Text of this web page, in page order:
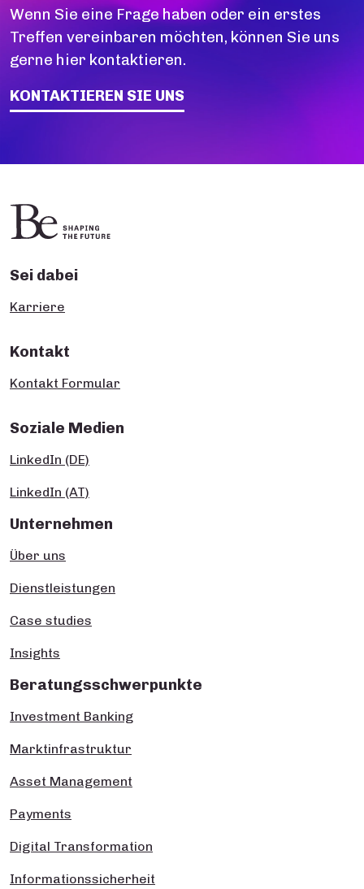
Wenn Sie eine Frage haben oder ein erstes
Treffen vereinbaren möchten, können Sie uns
gerne hier kontaktieren.
KONTAKTIEREN SIE UNS
Sei dabei
Karriere
Kontakt
Kontakt Formular
Soziale Medien
LinkedIn (DE)
LinkedIn (AT)
Unternehmen
Über uns
Dienstleistungen
Case studies
Insights
Beratungsschwerpunkte
Investment Banking
Marktinfrastruktur
Asset Management
Payments
Digital Transformation
Informationssicherheit